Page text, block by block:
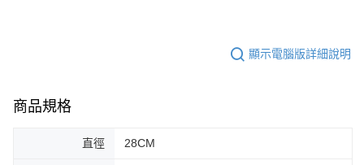
顯示電腦版詳細說明
商品規格
直徑 28CM